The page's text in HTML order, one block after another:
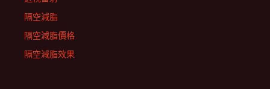
隔空減脂
隔空減脂價格
隔空減脂效果